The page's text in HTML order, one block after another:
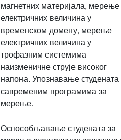
магнетних материјала, мерење
електричних величина у
временском домену, мерење
електричних величина у
трофазним системима
наизменичне струје високог
напона. Упознавање студената
савременим програмима за
мерење.
Оспособљавање студената за